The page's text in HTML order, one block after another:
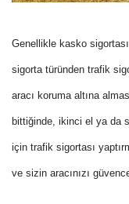
Genellikle kasko
sigorta türünden trafik
aracı koruma altına
bittiğinde, ikinci el ya da
için trafik sigortası
ve sizin aracınızı